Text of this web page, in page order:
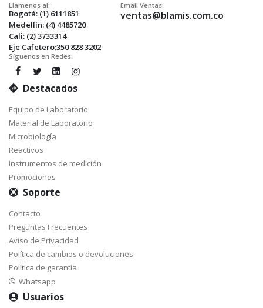
Llamenos al:
Bogotá: (1) 6111851
Medellín: (4) 4485720
Cali: (2) 3733314
Eje Cafetero:350 828 3202
Email Ventas:
ventas@blamis.com.co
Síguenos en Redes:
Destacados
Equipo de Laboratorio
Material de Laboratorio
Microbiología
Reactivos
Instrumentos de medición
Promociones
Soporte
Contacto
Preguntas Frecuentes
Aviso de Privacidad
Política de cambios o devoluciones
Política de garantía
Whatsapp
Usuarios